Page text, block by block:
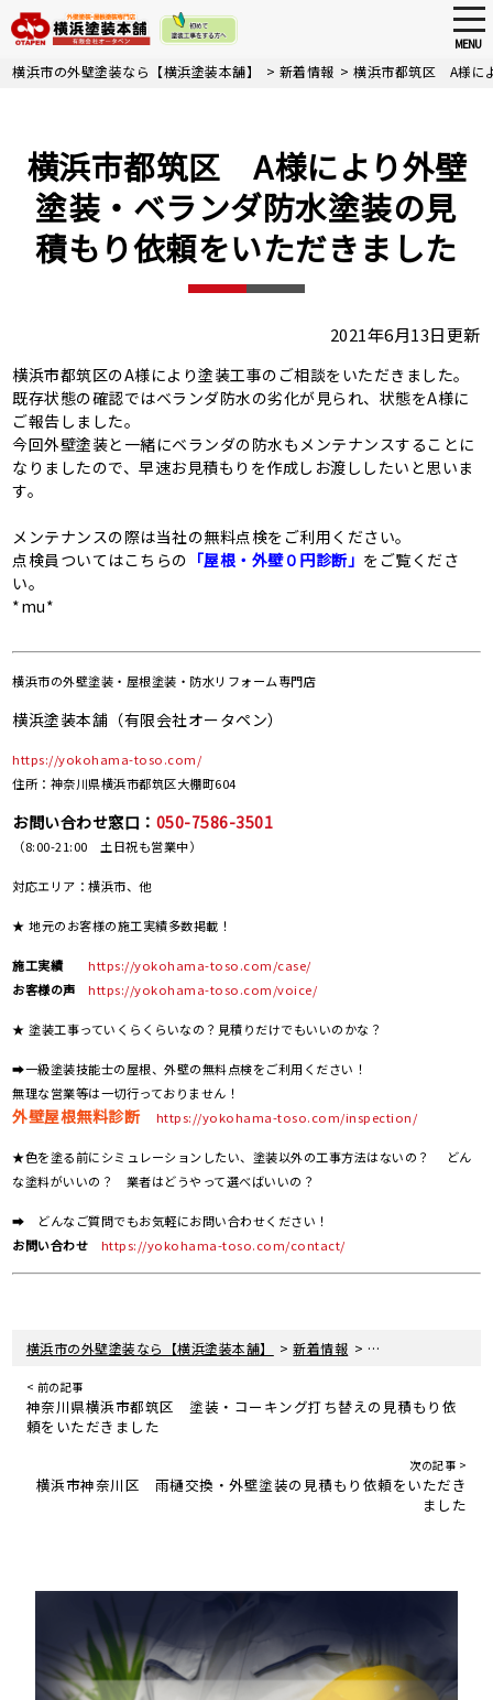
Skip
MENU
横浜市の外壁塗装なら【横浜塗装本舗】 > 新着情報 >横浜市都筑区 A様に
横浜市都筑区 A様により外壁
塗装・ベランダ防水塗装の見
積もり依頼をいただきました
2021年6月13日更新
横浜市都筑区のA様により塗装工事のご相談をいただきました。
既存状態の確認ではベランダ防水の劣化が見られ、状態をA様に
ご報告しました。
今回外壁塗装と一緒にベランダの防水もメンテナンスすることに
なりましたので、早速お見積もりを作成しお渡ししたいと思いま
す。
メンテナンスの際は当社の無料点検をご利用ください。
点検員ついてはこちらの 「屋根・外壁０円診断」 をご覧くださ
い。
*mu*
横浜市の外壁塗装・屋根塗装・防水リフォーム専門店
横浜塗装本舗（有限会社オータペン）
https://yokohama-toso.com/
住所：神奈川県横浜市都筑区大棚町604
お問い合わせ窓口： 050-7586-3501
（8:00-21:00 土日祝も営業中）
対応エリア：横浜市、他
★ 地元のお客様の施工実績多数掲載！
施工実績
https://yokohama-toso.com/case/
お客様の声
https://yokohama-toso.com/voice/
★ 塗装工事っていくらくらいなの？見積りだけでもいいのかな？
➡一級塗装技能士の屋根、外壁の無料点検をご利用ください！
無理な営業等は一切行っておりません！
外壁屋根無料診断 https://yokohama-toso.com/inspection/
★色を塗る前にシミュレーションしたい、塗装以外の工事方法はないの？ どん
な塗料がいいの？ 業者はどうやって選べばいいの？
➡ どんなご質問でもお気軽にお問い合わせください！
お問い合わせ
https://yokohama-toso.com/contact/
横浜市の外壁塗装なら【横浜塗装本舗】 >新着情報 > 横浜市都筑区 A様
< 前の記事
神奈川県横浜市都筑区 塗装・コーキング打ち替えの見積もり依
頼をいただきました
次の記事 >
横浜市神奈川区 雨樋交換・外壁塗装の見積もり依頼をいただき
ました